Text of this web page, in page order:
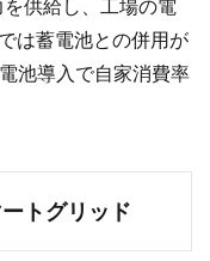
供給し、工場の電
は蓄電池との併用が
池導入で自家消費率
トグリッド